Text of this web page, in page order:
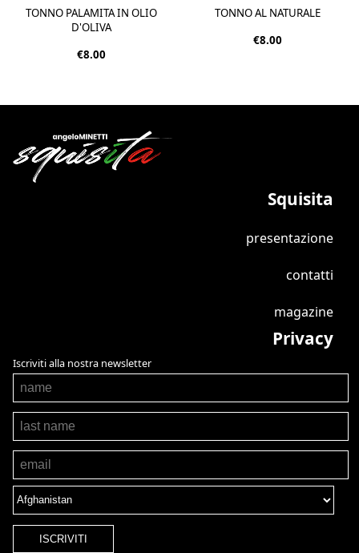
TONNO PALAMITA IN OLIO
D'OLIVA
€8.00
TONNO AL NATURALE
€8.00
Squisita
presentazione
contatti
magazine
Privacy
Iscriviti alla nostra newsletter
ISCRIVITI